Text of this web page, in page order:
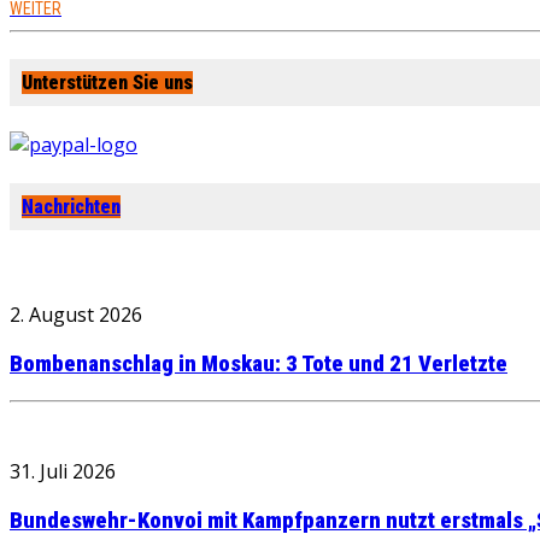
WEITER
Unterstützen Sie uns
Nachrichten
2. August 2026
Bombenanschlag in Moskau: 3 Tote und 21 Verletzte
31. Juli 2026
Bundeswehr-Konvoi mit Kampfpanzern nutzt erstmals